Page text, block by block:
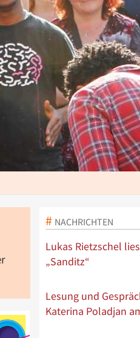
NACHRICHTEN
Lukas Rietzschel
„Sanditz“
Lesung und
Katerina Poladjan